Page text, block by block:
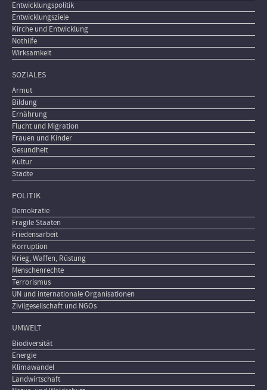
Entwicklungspolitik
Entwicklungsziele
Kirche und Entwicklung
Nothilfe
Wirksamkeit
SOZIALES
Armut
Bildung
Ernährung
Flucht und Migration
Frauen und Kinder
Gesundheit
Kultur
Städte
POLITIK
Demokratie
Fragile Staaten
Friedensarbeit
Korruption
Krieg, Waffen, Rüstung
Menschenrechte
Terrorismus
UN und internationale Organisationen
Zivilgesellschaft und NGOs
UMWELT
Biodiversität
Energie
Klimawandel
Landwirtschaft